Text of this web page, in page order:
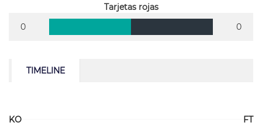
Tarjetas rojas
0
0
TIMELINE
KO FT